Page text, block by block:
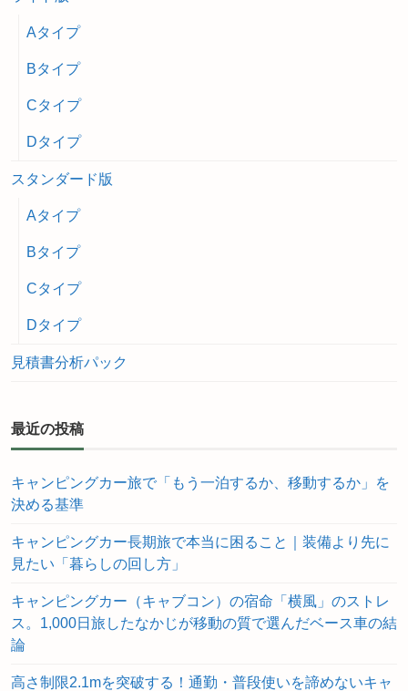
Aタイプ
Bタイプ
Cタイプ
Dタイプ
スタンダード版
Aタイプ
Bタイプ
Cタイプ
Dタイプ
見積書分析パック
最近の投稿
キャンピングカー旅で「もう一泊するか、移動するか」を
決める基準
キャンピングカー長期旅で本当に困ること｜装備より先に
見たい「暮らしの回し方」
キャンピングカー（キャブコン）の宿命「横風」のストレ
ス。1,000日旅したなかじが移動の質で選んだベース車の結
論
高さ制限2.1mを突破する！通勤・普段使いを諦めないキャ